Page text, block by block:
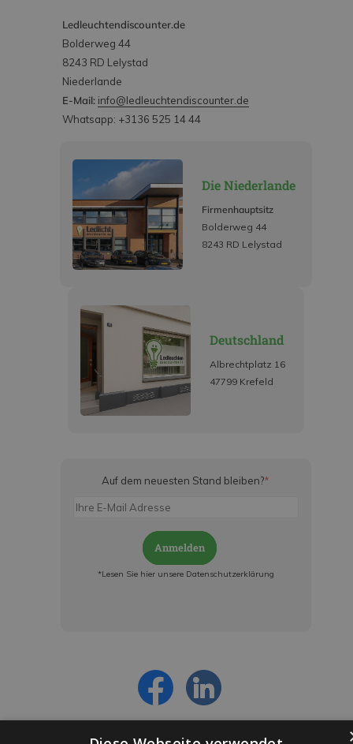
Ledleuchtendiscounter.de
Bolderweg 44
8243 RD Lelystad
Niederlande
E-Mail: info@ledleuchtendiscounter.de
Whatsapp: +3136 525 14 44
Die Niederlande
Firmenhauptsitz
Bolderweg 44
8243 RD Lelystad
Deutschland
Albrechtplatz 16
47799 Krefeld
Auf dem neuesten Stand bleiben?*
Anmelden
*Lesen Sie hier unsere Datenschutzerklärung